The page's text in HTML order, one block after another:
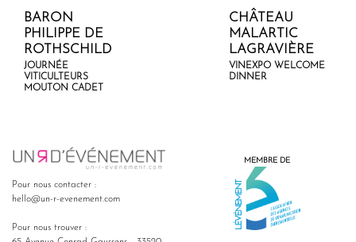
BARON
PHILIPPE DE
ROTHSCHILD
JOURNÉE
VITICULTEURS
MOUTON CADET
CHÂTEAU
MALARTIC
LAGRAVIÈRE
VINEXPO WELCOME
DINNER
Pour nous contacter :
hello@un-r-evenement.com
Pour nous trouver :
MEMBRE DE